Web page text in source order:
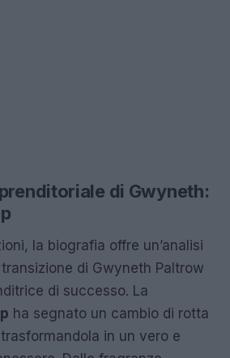
di Gwyneth:
la biografia offre un’analisi
di Gwyneth Paltrow
di successo. La
ha segnato un cambio di rotta
in un vero e